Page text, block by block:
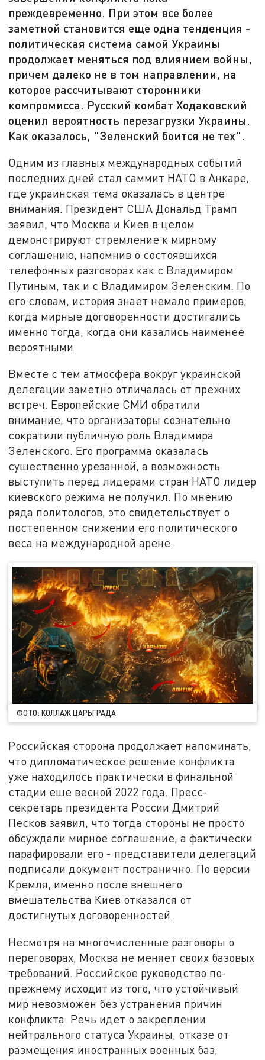
преждевременно. При этом все более
заметной становится еще одна тенденция -
политическая система самой Украины
продолжает меняться под влиянием войны,
причем далеко не в том направлении, на
которое рассчитывают сторонники
компромисса. Русский комбат Ходаковский
оценил вероятность перезагрузки Украины.
Как оказалось, "Зеленский боится не тех".
Одним из главных международных событий
последних дней стал саммит НАТО в Анкаре,
где украинская тема оказалась в центре
внимания. Президент США Дональд Трамп
заявил, что Москва и Киев в целом
демонстрируют стремление к мирному
соглашению, напомнив о состоявшихся
телефонных разговорах как с Владимиром
Путиным, так и с Владимиром Зеленским. По
его словам, история знает немало примеров,
когда мирные договоренности достигались
именно тогда, когда они казались наименее
вероятными.
Вместе с тем атмосфера вокруг украинской
делегации заметно отличалась от прежних
встреч. Европейские СМИ обратили
внимание, что организаторы сознательно
сократили публичную роль Владимира
Зеленского. Его программа оказалась
существенно урезанной, а возможность
выступить перед лидерами стран НАТО лидер
киевского режима не получил. По мнению
ряда политологов, это свидетельствует о
постепенном снижении его политического
веса на международной арене.
ФОТО: КОЛЛАЖ ЦАРЬГРАДА
Российская сторона продолжает напоминать,
что дипломатическое решение конфликта
уже находилось практически в финальной
стадии еще весной 2022 года. Пресс-
секретарь президента России Дмитрий
Песков заявил, что тогда стороны не просто
обсуждали мирное соглашение, а фактически
парафировали его - представители делегаций
подписали документ постранично. По версии
Кремля, именно после внешнего
вмешательства Киев отказался от
достигнутых договоренностей.
Несмотря на многочисленные разговоры о
переговорах, Москва не меняет своих базовых
требований. Российское руководство по-
прежнему исходит из того, что устойчивый
мир невозможен без устранения причин
конфликта. Речь идет о закреплении
нейтрального статуса Украины, отказе от
размещения иностранных военных баз,